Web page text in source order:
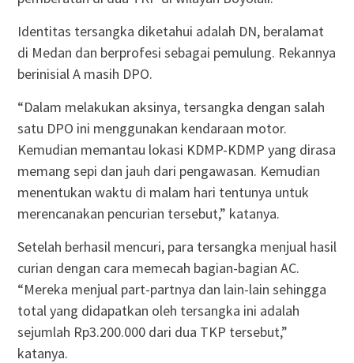
Identitas tersangka diketahui adalah DN, beralamat
di Medan dan berprofesi sebagai pemulung. Rekannya
berinisial A masih DPO.
“Dalam melakukan aksinya, tersangka dengan salah
satu DPO ini menggunakan kendaraan motor.
Kemudian memantau lokasi KDMP-KDMP yang dirasa
memang sepi dan jauh dari pengawasan. Kemudian
menentukan waktu di malam hari tentunya untuk
merencanakan pencurian tersebut,” katanya.
Setelah berhasil mencuri, para tersangka menjual hasil
curian dengan cara memecah bagian-bagian AC.
“Mereka menjual part-partnya dan lain-lain sehingga
total yang didapatkan oleh tersangka ini adalah
sejumlah Rp3.200.000 dari dua TKP tersebut,”
katanya.